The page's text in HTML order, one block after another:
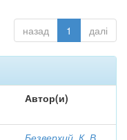
назад 1 далі
Автор(и)
Безверхий, К. В.